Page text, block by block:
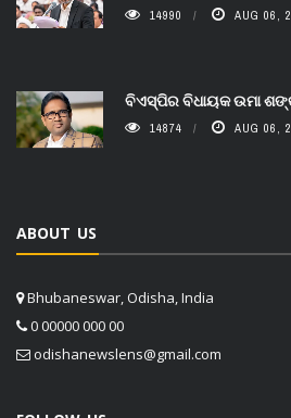
14990 AUG 06,
ବିଏସ୍‌ପିର ବିଧାୟକ ଉମା
14874 AUG 06,
ABOUT US
Bhubaneswar, Odisha, India
0 00000 000 00
odishanewslens@gmail.com